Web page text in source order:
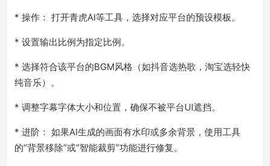
* 操作： 打开青虎AI等工具，选择对应平台的预设模板。
* 设置输出比例为指定比例。
* 选择符合该平台的BGM风格（如抖音选热歌，淘宝选轻快
纯音乐）。
* 调整字幕字体大小和位置，确保不被平台UI遮挡。
* 进阶： 如果AI生成的画面有水印或多余背景，使用工具
的“背景移除”或“智能裁剪”功能进行修复。